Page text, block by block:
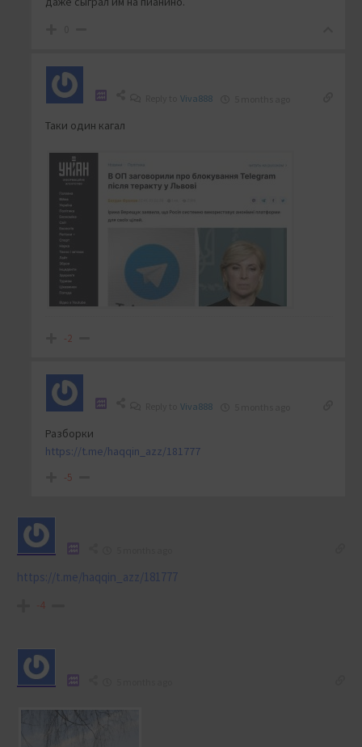
Viva888
Таки один кагал
-2
Viva888
Разборки
https://t.me/haqqin_azz/181777
-5
https://t.me/haqqin_azz/181777
-4